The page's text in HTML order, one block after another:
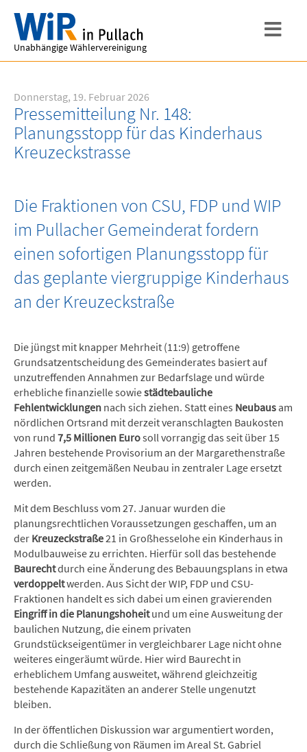
Unabhängige Wählervereinigung
Donnerstag, 19. Februar 2026
Pressemitteilung Nr. 148:
Planungsstopp für das Kinderhaus
Kreuzeckstrasse
Die Fraktionen von CSU, FDP und WIP
im Pullacher Gemeinderat fordern
einen sofortigen Planungsstopp für
das geplante viergruppige Kinderhaus
an der Kreuzeckstraße
Die jüngst mit knapper Mehrheit (11:9) getroffene
Grundsatzentscheidung des Gemeinderates basiert auf
unzutreffenden Annahmen zur Bedarfslage und würde
erhebliche finanzielle sowiestädtebauliche
Fehlentwicklungen nach sich ziehen. Statt eines Neubaus am
nördlichen Ortsrand mit derzeit veranschlagten Baukosten
von rund 7,5 Millionen Eurosoll vorrangig das seit über 15
Jahren bestehende Provisorium an der Margarethenstraße
durch einen zeitgemäßen Neubau in zentraler Lage ersetzt
werden.
Mit dem Beschluss vom 27. Januar wurden die
planungsrechtlichen Voraussetzungen geschaffen, um an
der Kreuzeckstraße21 in Großhesselohe ein Kinderhaus in
Modulbauweise zu errichten. Hierfür soll das bestehende
Baurechtdurch eine Änderung des Bebauungsplans in etwa
verdoppeltwerden. Aus Sicht der WIP, FDP und CSU-
Fraktionen handelt es sich dabei um einen gravierenden
Eingriff in die Planungshoheitund um eine Ausweitung der
baulichen Nutzung, die einem privaten
Grundstückseigentümer in vergleichbarer Lage nicht ohne
weiteres eingeräumt würde. Hier wird Baurecht in
erheblichem Umfang ausweitet, während gleichzeitig
bestehende Kapazitäten an anderer Stelle ungenutzt
bleiben.
In der öffentlichen Diskussion war argumentiert worden,
durch die Schließung von Räumen im Areal St. Gabriel